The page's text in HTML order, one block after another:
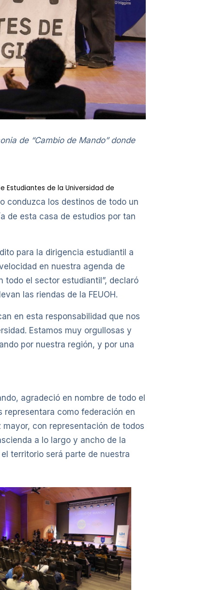
de “Cambio de Mando” donde
Estudiantes de la Universidad de
conduzca los destinos de todo un
de esta casa de estudios por tan
para la dirigencia estudiantil a
en nuestra agenda de
todo el sector estudiantil”, declaró
las riendas de la FEUOH.
en esta responsabilidad que nos
Estamos muy orgullosas y
por nuestra región, y por una
agradeció en nombre de todo el
representara como federación en
con representación de todos
a lo largo y ancho de la
territorio será parte de nuestra